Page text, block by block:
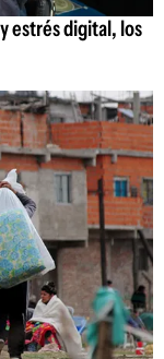
estrés digital, los